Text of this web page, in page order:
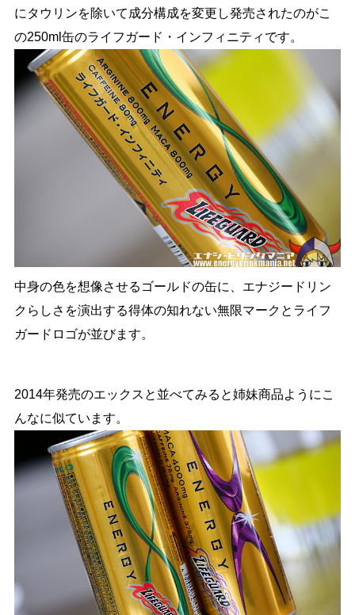
にタウリンを除いて成分構成を変更し発売されたのがこ
の250ml缶のライフガード・インフィニティです。
中身の色を想像させるゴールドの缶に、エナジードリン
クらしさを演出する得体の知れない無限マークとライフ
ガードロゴが並びます。
2014年発売のエックスと並べてみると姉妹商品ようにこ
んなに似ています。